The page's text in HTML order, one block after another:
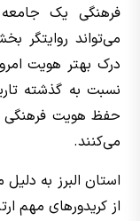
فرهنگی یک
می‌تواند روایتگر
درک بهتر هویت
نسبت به گذشته
حفظ هویت فرهنگی و
می‌کنند.
استان البرز به
از کریدورهای مهم